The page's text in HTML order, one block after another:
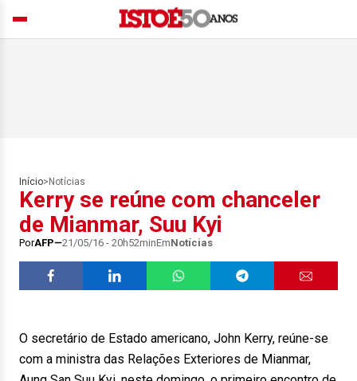
Início> Notícias
Kerry se reúne com chanceler
de Mianmar, Suu Kyi
PorAFP 21/05/16 - 20h52minEmNotícias
O secretário de Estado americano, John Kerry, reúne-se
com a ministra das Relações Exteriores de Mianmar,